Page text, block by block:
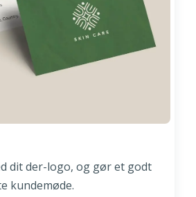
dit der-logo, og gør et godt
kundemøde.